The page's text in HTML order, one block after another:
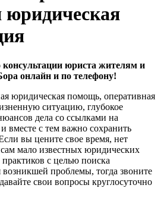
юридическая
юриста жителям и
онлайн и по телефону!
юридическая помощь, оперативная
ситуацию, глубокое
дела со ссылками на
вместе с тем важно сохранить
вы цените свое время, нет
мало известных юридических
с целью поиска
проблемы, тогда звоните
свои вопросы круглосуточно